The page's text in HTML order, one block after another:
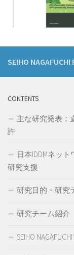
SEIHO NAGAFUCHI
CONTENTS
主な研究発表：
許
日本IDDMネッ
研究支援
研究目的・研究
研究チーム紹介
SEIHO